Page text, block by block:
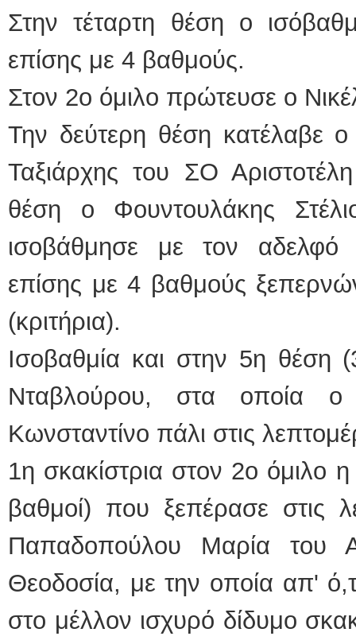
Στην τέταρτη θέση ο
επίσης με 4 βαθμούς.
Στον 2ο όμιλο πρώτευσε ο
Την δεύτερη θέση κατέλαβε
Ταξιάρχης του ΣΟ
θέση ο Φουντουλάκης
ισοβάθμησε με τον
επίσης με 4 βαθμούς
(κριτήρια).
Ισοβαθμία και στην 5η θέση
Νταβλούρου, στα οποία ο
Κωνσταντίνο πάλι στις
1η σκακίστρια στον 2ο όμιλο
βαθμοί) που ξεπέρασε στις
Παπαδοπούλου Μαρία του
Θεοδοσία, με την οποία απ'
στο μέλλον ισχυρό δίδυμο